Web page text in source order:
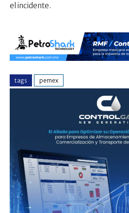
el incidente.
tags pemex